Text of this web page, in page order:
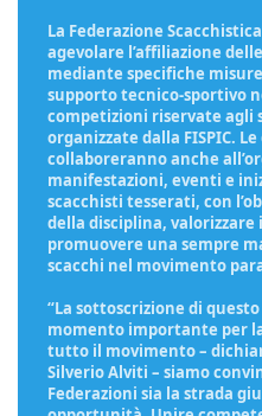
La Federazione
agevolare l’affiliazione
mediante specifiche
supporto tecnico-sportivo
competizioni riservate agli
organizzate dalla FISPIC.
collaboreranno anche
manifestazioni, eventi e
scacchisti tesserati, con
della disciplina,
promuovere una sempre
scacchi nel movimento
“La sottoscrizione di
momento importante per
tutto il movimento –
Silverio Alviti – siamo
Federazioni sia la strada